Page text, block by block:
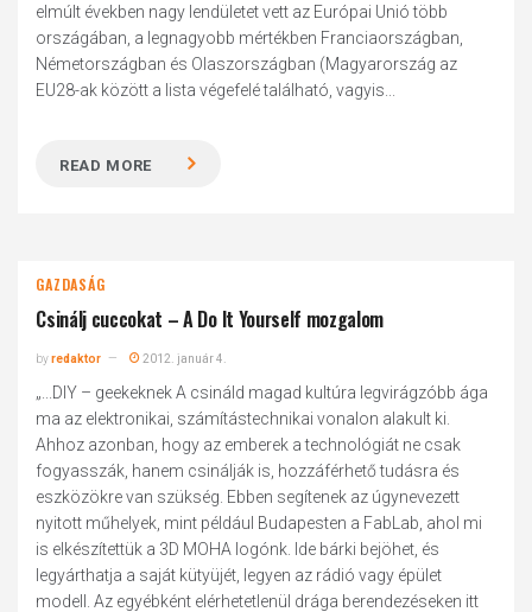
elmúlt években nagy lendületet vett az Európai Unió több
országában, a legnagyobb mértékben Franciaországban,
Németországban és Olaszországban (Magyarország az
EU28-ak között a lista végefelé található, vagyis...
READ MORE
GAZDASÁG
Csinálj cuccokat – A Do It Yourself mozgalom
byredaktor 2012. január 4.
„...DIY – geekeknek A csináld magad kultúra legvirágzóbb ága
ma az elektronikai, számítástechnikai vonalon alakult ki.
Ahhoz azonban, hogy az emberek a technológiát ne csak
fogyasszák, hanem csinálják is, hozzáférhető tudásra és
eszközökre van szükség. Ebben segítenek az úgynevezett
nyitott műhelyek, mint például Budapesten a FabLab, ahol mi
is elkészítettük a 3D MOHA logónk. Ide bárki bejöhet, és
legyárthatja a saját kütyüjét, legyen az rádió vagy épület
modell. Az egyébként elérhetetlenül drága berendezéseken itt